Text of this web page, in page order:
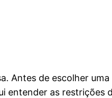
Antes de escolher
entender as restrições